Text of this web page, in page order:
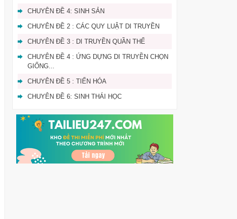
CHUYÊN ĐỀ 4: SINH SẢN
CHUYÊN ĐỀ 2 : CÁC QUY LUẬT DI TRUYỀN
CHUYÊN ĐỀ 3 : DI TRUYỀN QUẦN THỂ
CHUYÊN ĐỀ 4 : ỨNG DỰNG DI TRUYỀN CHỌN
GIỐNG...
CHUYÊN ĐỀ 5 : TIẾN HÓA
CHUYÊN ĐỀ 6: SINH THÁI HỌC